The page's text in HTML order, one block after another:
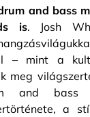
and bass
is. Josh
– mint a
meg
and bass
a